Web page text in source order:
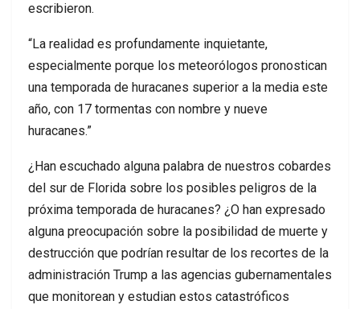
escribieron.
“La realidad es profundamente inquietante,
especialmente porque los meteorólogos pronostican
una temporada de huracanes superior a la media este
año, con 17 tormentas con nombre y nueve
huracanes.”
¿Han escuchado alguna palabra de nuestros cobardes
del sur de Florida sobre los posibles peligros de la
próxima temporada de huracanes? ¿O han expresado
alguna preocupación sobre la posibilidad de muerte y
destrucción que podrían resultar de los recortes de la
administración Trump a las agencias gubernamentales
que monitorean y estudian estos catastróficos